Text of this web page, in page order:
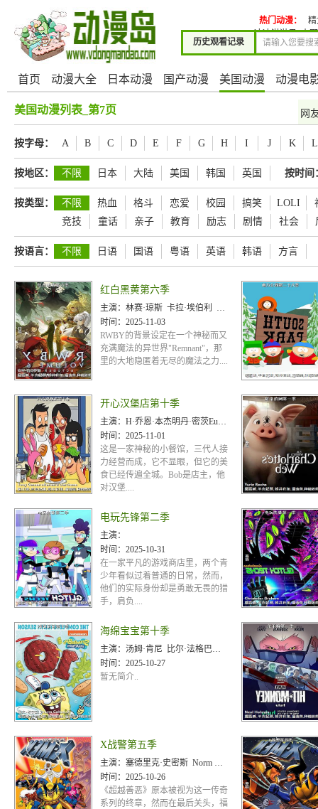
历史观看记录
热门动漫：
冰冰淇淋君 小
首页 动漫大全 日本动漫 国产动漫 美国动漫 动漫电
美国动漫列表_第7页 网
按字母： A B C D E F G H I J K L
按地区： 不限 日本 大陆 美国 韩国 英国 按时间
按类型： 不限 热血 格斗 恋爱 校园 搞笑 LOLI
竞技
童话 亲子 教育 励志 剧情 社会
按语言： 不限 日语 国语 粤语 英语 韩语 方言
红白黑黄第六季
主演： 林赛·琼斯 卡拉·埃伯利 艾伦·泽克 巴尔巴拉·邓克尔尔曼 迈尔斯·卢纳 萨曼莎·艾尔兰 维克·米格诺纳
时间： 2025-11-03
RWBY的背景设定在一个神秘而又
充满魔法的异世界"Remnant"，那
里的大地隐匿着无尽的魔法之力....
开心汉堡店第十季
主演： H·乔恩·本杰明丹·密茨Eugene MirmanJohn Roberts
时间： 2025-11-01
这是一家神秘的小餐馆，三代人接
力经营而成，它不显眼，但它的美
食已经传遍全城。Bob是店主，他
对汉堡....
电玩先锋第二季
主演：
时间： 2025-10-31
在一家平凡的游戏商店里，两个青
少年看似过着普通的日常，然而，
他们的实际身份却是勇敢无畏的猎
手，肩负....
海绵宝宝第十季
主演： 汤姆·肯尼 比尔·法格巴克 罗德格尔·邦帕斯 克兰西·布朗 卡罗琳·劳伦斯 玛丽·乔·卡特利特 迪·
时间： 2025-10-27
暂无简介..
X战警第五季
主演： 塞德里克·史密斯 Norm Spencer 凯瑟琳·迪舍 艾莉森·西莉-史密斯 伦诺·赞恩 克里斯·
时间： 2025-10-26
《超越善恶》原本被视为这一传奇
系列的终章，然而在最后关头，福